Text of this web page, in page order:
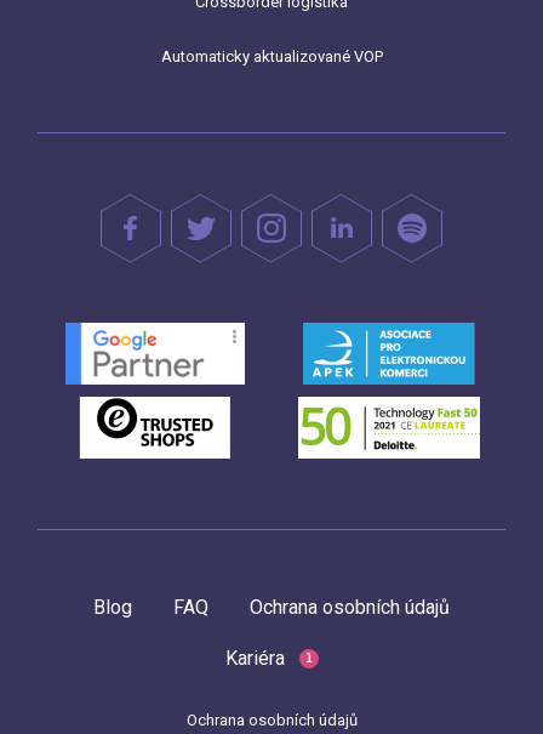
Automaticky aktualizované VOP
Blog FAQ Ochrana osobních údajů
Kariéra 1
Ochrana osobních údajů